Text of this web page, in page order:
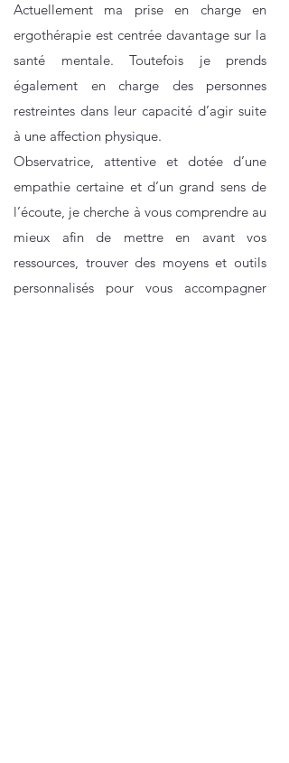
Actuellement ma prise en charge en
ergothérapie est centrée davantage sur la
santé mentale. Toutefois je prends
également en charge des personnes
restreintes dans leur capacité d’agir suite
à une affection physique.
Observatrice, attentive et dotée d’une
empathie certaine et d’un grand sens de
l’écoute, je cherche à vous comprendre au
mieux afin de mettre en avant vos
ressources, trouver des moyens et outils
personnalisés pour vous accompagner